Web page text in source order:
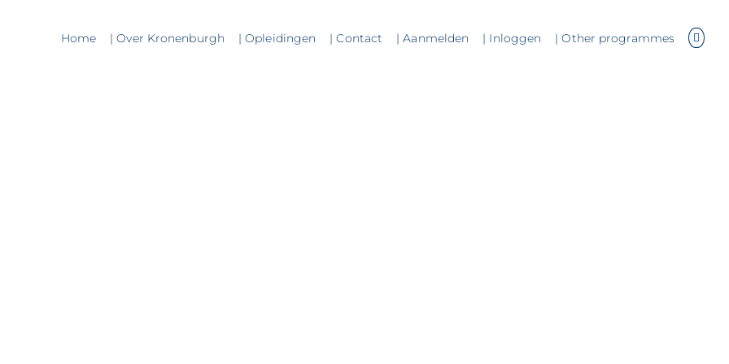
Home | Over Kronenburgh | Opleidingen | Contact | Aanmelden | Inloggen | Other programmes